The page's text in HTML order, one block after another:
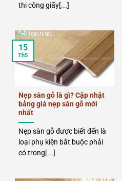
thi công giấy[...]
Nẹp sàn gỗ là gì? Cập nhật
bảng giá nẹp sàn gỗ mới
nhất
Nẹp sàn gỗ được biết đến là
loại phụ kiện bắt buộc phải
có trong[...]
15
Th5